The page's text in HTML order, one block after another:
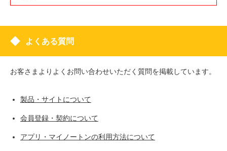
よくある質問
お客さまよりよくお問い合わせいただく質問を掲載しています。
製品・サイトについて
会員登録・契約について
アプリ・マイノートンの利用方法について